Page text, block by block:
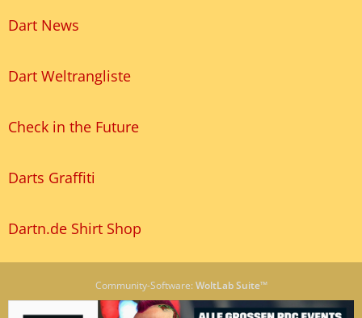
Dart News
Dart Weltrangliste
Check in the Future
Darts Graffiti
Dartn.de Shirt Shop
Community-Software: WoltLab Suite™